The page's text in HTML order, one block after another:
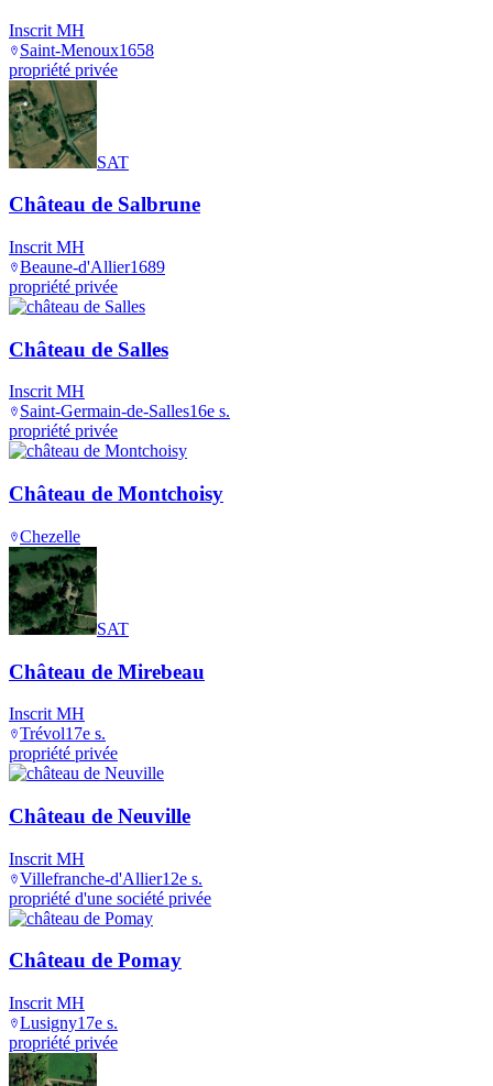
Inscrit MH
Saint-Menoux1658
propriété privée
SAT
Château de Salbrune
Inscrit MH
Beaune-d'Allier1689
propriété privée
Château de Salles
Inscrit MH
Saint-Germain-de-Salles16e s.
propriété privée
Château de Montchoisy
Chezelle
SAT
Château de Mirebeau
Inscrit MH
Trévol17e s.
propriété privée
Château de Neuville
Inscrit MH
Villefranche-d'Allier12e s.
propriété d'une société privée
Château de Pomay
Inscrit MH
Lusigny17e s.
propriété privée